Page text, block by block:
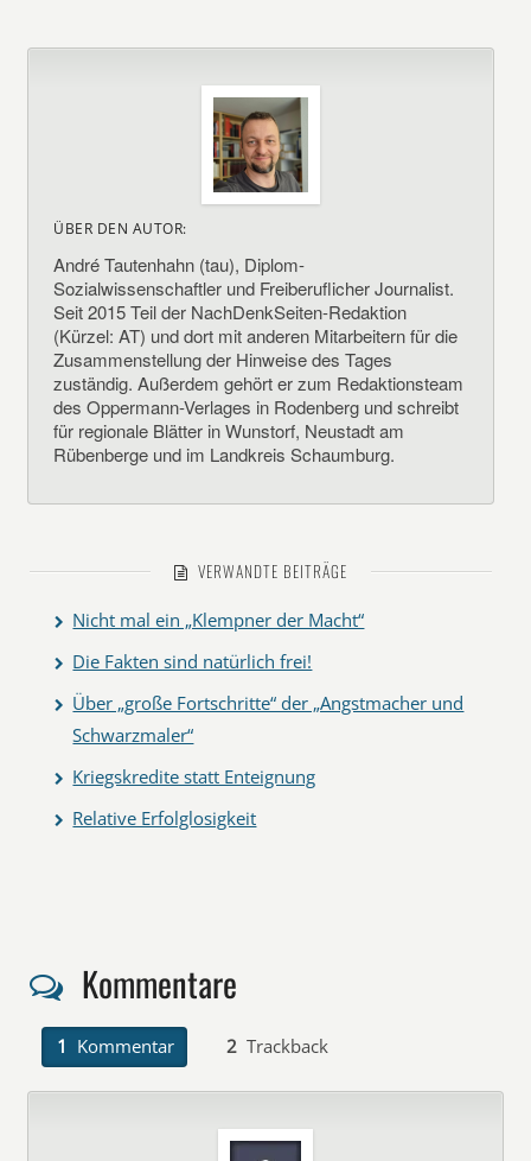
ÜBER DEN AUTOR:
André Tautenhahn (tau), Diplom-
Sozialwissenschaftler und Freiberuflicher Journalist.
Seit 2015 Teil der NachDenkSeiten-Redaktion
(Kürzel: AT) und dort mit anderen Mitarbeitern für die
Zusammenstellung der Hinweise des Tages
zuständig. Außerdem gehört er zum Redaktionsteam
des Oppermann-Verlages in Rodenberg und schreibt
für regionale Blätter in Wunstorf, Neustadt am
Rübenberge und im Landkreis Schaumburg.
VERWANDTE BEITRÄGE
Nicht mal ein „Klempner der Macht“
Die Fakten sind natürlich frei!
Über „große Fortschritte“ der „Angstmacher und
Schwarzmaler“
Kriegskredite statt Enteignung
Relative Erfolglosigkeit
Kommentare
1 Kommentar 2 Trackback